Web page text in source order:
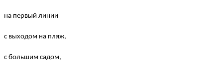
на первый линии
с выходом на пляж,
с большим садом,